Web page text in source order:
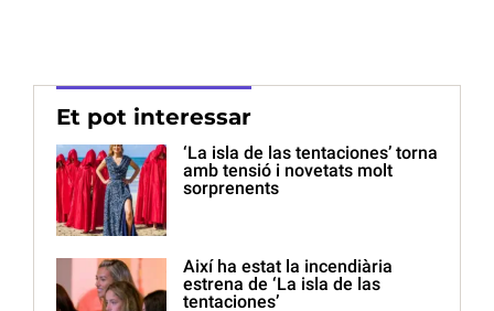
Et pot interessar
‘La isla de las tentaciones’ torna
amb tensió i novetats molt
sorprenents
Així ha estat la incendiària
estrena de ‘La isla de las
tentaciones’